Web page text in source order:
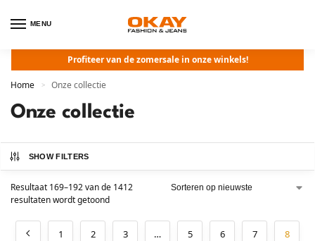
MENU
Profiteer van de zomersale in onze winkels!
Home > Onze collectie
Onze collectie
SHOW FILTERS
Resultaat 169–192 van de 1412
resultaten wordt getoond
1 2 3 … 5 6 7 8